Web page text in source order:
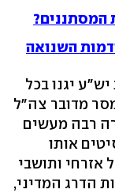
המסתננים?
השנואה
יגנו בכל
מדובר צה"ל
רבה מעשים
אותו
ותושבי
הדרג המדיני,